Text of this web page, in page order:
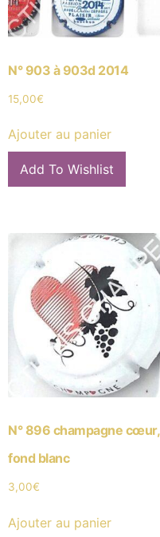
N° 903 à 903d 2014
15,00€
Ajouter au panier
Add To Wishlist
N° 896 champagne cœur,
fond blanc
3,00€
Ajouter au panier